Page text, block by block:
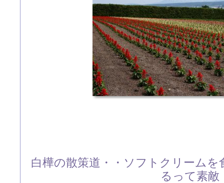
白樺の散策道・・ソフトクリーム
るって素敵